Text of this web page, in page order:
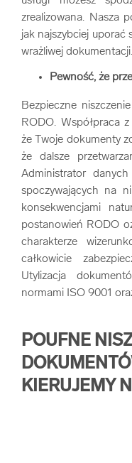
zrealizowana. Nasza
jak najszybciej uporać
wrażliwej dokumentacji.
Pewność, że
Bezpieczne
RODO. Współpraca
że Twoje dokumenty
że dalsze
Administrator
spoczywających na
konsekwencjami
postanowień RODO
charakterze
całkowicie
Utylizacja
normami ISO 9001
POUFNE
KIERUJEMY